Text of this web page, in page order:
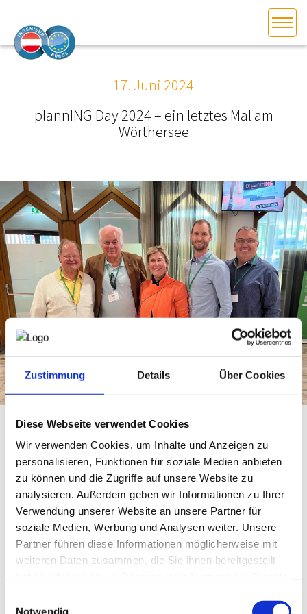
Zustimmung Details Über Cookies
Diese Webseite verwendet Cookies
Wir verwenden Cookies, um Inhalte und Anzeigen zu
personalisieren, Funktionen für soziale Medien anbieten
zu können und die Zugriffe auf unsere Website zu
analysieren. Außerdem geben wir Informationen zu Ihrer
Verwendung unserer Website an unsere Partner für
soziale Medien, Werbung und Analysen weiter. Unsere
Partner führen diese Informationen möglicherweise mit
weiteren Daten zusammen, die Sie ihnen bereitgestellt
Notwendig
DAS INGENIEURBÜRO
INTERESSEN­VERTRETUNG
MITGLIEDER­VERZEICHNIS
SERVICE
KONTAKT
PRÜFING
KAMPAGNE
17. Juni 2024
plannING Day 2024 – ein letztes Mal am
Wörthersee
"organizING our Work" - Neue Herausforderungen und
Lösungen im Ingenieurwesen
Digitalisierung, Globalisierung, der demografische Wandel
und das Problem des Fachkräftemangels stellen auch die
Ingenieurbüros vor große Herausforderungen. Der
plannING Day 2024 mit dem Titel "organizING our Work -
Auf dem Weg in eine neue Arbeitswelt" beleuchtete diese
Thematik aus den unterschiedlichsten Perspektiven, regte
zu einem intensiven Diskurs an und gab auch praktische
Tipps und Lösungsansätze für eine "Schöne neue
Fachvorträge und Zukunftsperspektiven